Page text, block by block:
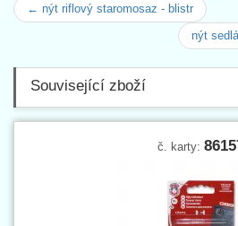
← nýt riflový staromosaz - blistr
nýt
Související zboží
č. karty: